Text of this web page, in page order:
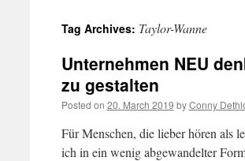
Tag Archives: Taylor-Wanne
Unternehmen NEU
zu gestalten
Posted on 20. March 2019 by Conny
Für Menschen, die lieber hören als
ich in ein wenig abgewandelter